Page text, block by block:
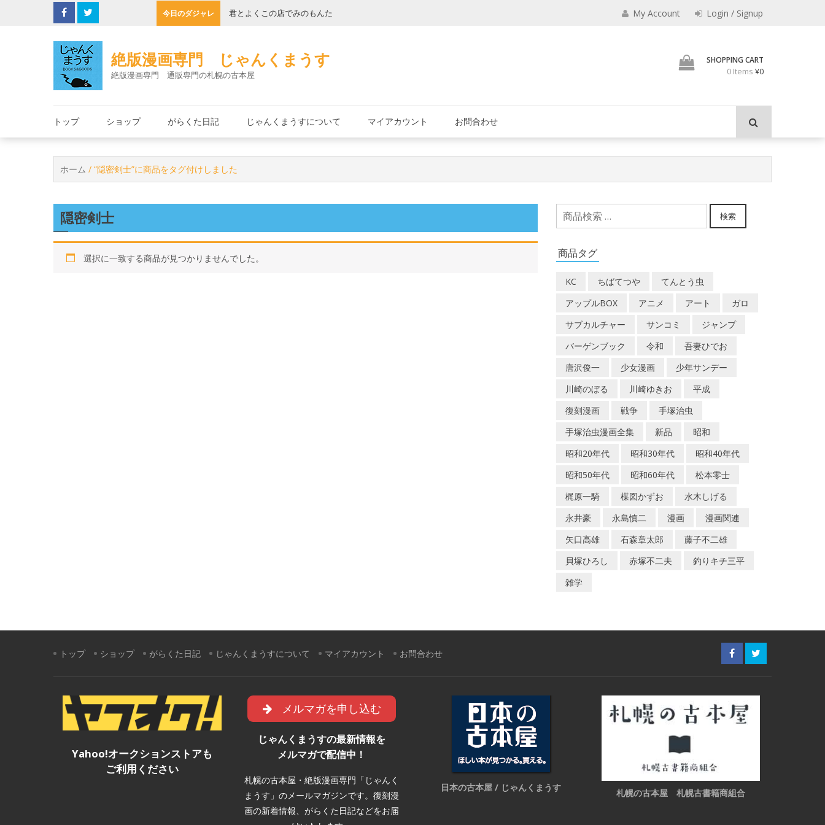
今日のダジャレ 君とよくこの店でみのもんた 魔法使いのべし
My Account Login / Signup
絶版漫画専門 じゃんくまうす
絶版漫画専門 通販専門の札幌の古本屋
SHOPPING CART
0 Items ¥0
トップ ショップ がらくた日記 じゃんくまうすについて マイアカウント お問合わせ
ホーム / “隠密剣士”に商品をタグ付けしました
隠密剣士
選択に一致する商品が見つかりませんでした。
検
索
象:
検索
商品タグ
KC ちばてつや
てんとう虫
アップルBOX
アニメ アート
ガロ
サブカルチャー
サンコミ
ジャンプ
バーゲンブック
令和
吾妻ひでお
唐沢俊一
少女漫画
少年サンデー
川崎のぼる
川崎ゆきお
平成
復刻漫画
戦争
手塚治虫
手塚治虫漫画全集
新品
昭和
昭和20年代
昭和30年代
昭和40年代
昭和50年代
昭和60年代
松本零士
梶原一騎
楳図かずお
水木しげる
永井豪
永島慎二 漫画
漫画関連
矢口高雄
石森章太郎
藤子不二雄
貝塚ひろし
赤塚不二夫
釣りキチ三平
雑学
トップ ショップ がらくた日記 じゃんくまうすについて マイアカウント お問合わせ
Yahoo!オークションストアも
ご利用ください
メルマガを申し込む
じゃんくまうすの最新情報を
メルマガで配信中！
札幌の古本屋・絶版漫画専門「じゃんく
まうす」のメールマガジンです。復刻漫
画の新着情報、がらくた日記などをお届
日本の古本屋 / じゃんくまうす 札幌の古本屋 札幌古書籍商組合